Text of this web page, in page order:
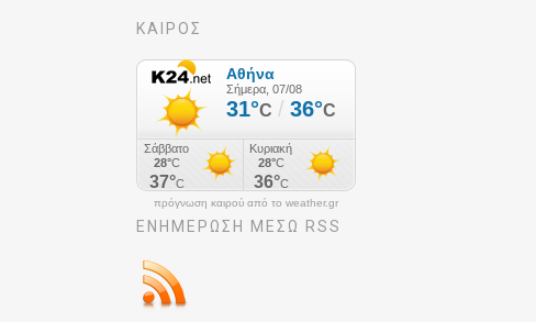
ΚΑΙΡΟΣ
πρόγνωση καιρού από το weather.gr
ΕΝΗΜΈΡΩΣΉ ΜΕΣΩ RSS